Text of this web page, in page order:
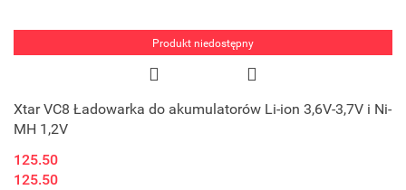
Produkt niedostępny
Xtar VC8 Ładowarka do akumulatorów Li-ion 3,6V-3,7V i Ni-
MH 1,2V
125.50
125.50